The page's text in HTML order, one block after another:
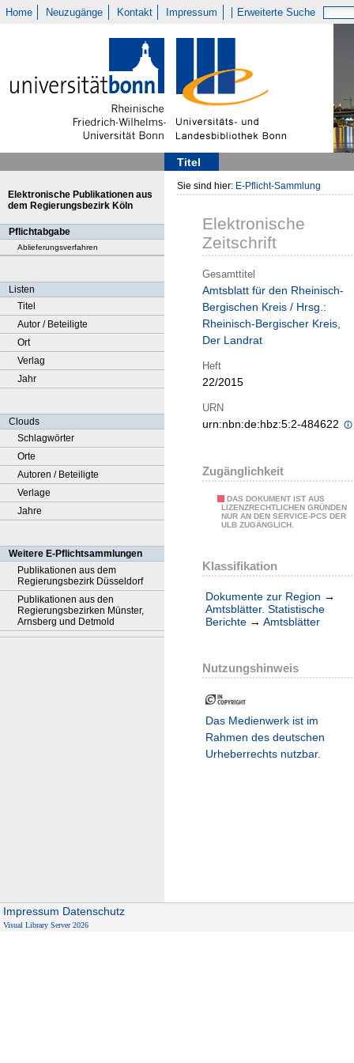
Home Neuzugänge Kontakt Impressum Erweiterte Suche
Titel
Elektronische Publikationen aus
dem Regierungsbezirk Köln
Pflichtabgabe
Ablieferungsverfahren
Listen
Titel
Autor / Beteiligte
Ort
Verlag
Jahr
Clouds
Schlagwörter
Orte
Autoren / Beteiligte
Verlage
Jahre
Weitere E-Pflichtsammlungen
Publikationen aus dem
Regierungsbezirk Düsseldorf
Publikationen aus den
Regierungsbezirken Münster,
Arnsberg und Detmold
Sie sind hier: E-Pflicht-Sammlung
Elektronische
Zeitschrift
Gesamttitel
Amtsblatt für den Rheinisch-
Bergischen Kreis / Hrsg.:
Rheinisch-Bergischer Kreis,
Der Landrat
Heft
22/2015
URN
urn:nbn:de:hbz:5:2-484622
Zugänglichkeit
DAS DOKUMENT IST AUS
LIZENZRECHTLICHEN GRÜNDEN
NUR AN DEN SERVICE-PCS DER
ULB ZUGÄNGLICH.
Klassifikation
Dokumente zur Region →
Amtsblätter. Statistische
Berichte → Amtsblätter
Nutzungshinweis
Das Medienwerk ist im
Rahmen des deutschen
Urheberrechts nutzbar.
Impressum Datenschutz
Visual Library Server 2026